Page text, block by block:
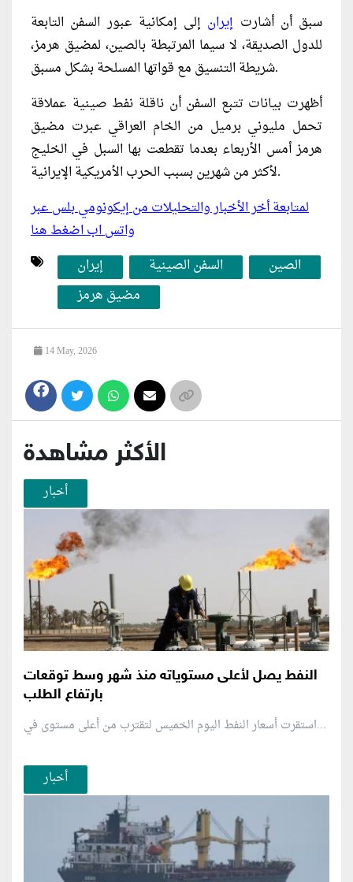
سبق أن أشارت إيران إلى إمكانية عبور السفن التابعة
للدول الصديقة، لا ​سيما ⁠المرتبطة بالصين، لمضيق هرمز،
شريطة التنسيق مع قواتها المسلحة بشكل مسبق.
أظهرت بيانات تتبع السفن أن ناقلة نفط صينية عملاقة
تحمل مليوني برميل من ⁠الخام ​العراقي عبرت مضيق
هرمز أمس الأربعاء ​بعدما تقطعت بها السبل في الخليج
لأكثر من شهرين بسبب الحرب ​الأمريكية الإيرانية.
لمتابعة أخر الأخبار والتحليلات من إيكونومي بلس عبر
واتس اب اضغط هنا
إيران
السفن الصينية
الصين
مضيق هرمز
14 May, 2026
الأكثر مشاهدة
أخبار
النفط يصل لأعلى مستوياته منذ شهر وسط توقعات
بارتفاع الطلب
استقرت أسعار النفط اليوم الخميس لتقترب من أعلى مستوى في...
أخبار